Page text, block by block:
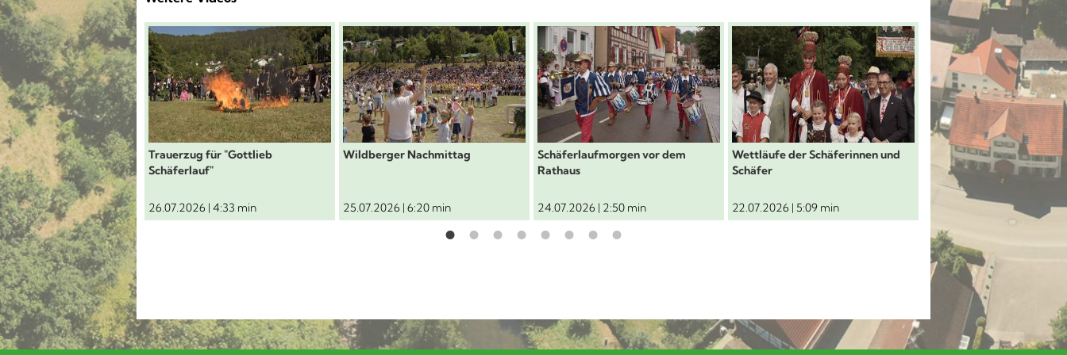
Schäferlauf 2026: Trauerzug für "Gottlieb Schäferlauf"
Trauerzug für "Gottlieb
Schäferlauf"
26.07.2026 | 4:33 min
Schäferlauf 2026: Wildberger Nachmittag
Wildberger Nachmittag
25.07.2026 | 6:20 min
Schäferlauf 2026: Schäferlaufmorgen vor dem Rathaus
Schäferlaufmorgen vor dem
Rathaus
24.07.2026 | 2:50 min
Schäferlauf 2026: Wettläufe der Schäferinnen
Wettläufe der Schäferinnen und
Schäfer
22.07.2026 | 5:09 min
Schäferlauf 2026:
Festzug durch die Stadt
20.07.2026 | 5:50 min